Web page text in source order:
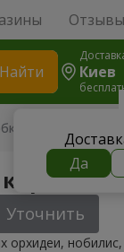
Отзывы
Найти Киев
Да
"Снежный вальс"
Уточнить
орхидеи,